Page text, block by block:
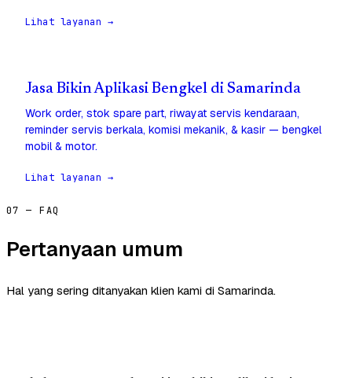
Lihat layanan →
Jasa Bikin Aplikasi Bengkel di Samarinda
Work order, stok spare part, riwayat servis kendaraan,
reminder servis berkala, komisi mekanik, & kasir — bengkel
mobil & motor.
Lihat layanan →
07 — FAQ
Pertanyaan umum
Hal yang sering ditanyakan klien kami di Samarinda.